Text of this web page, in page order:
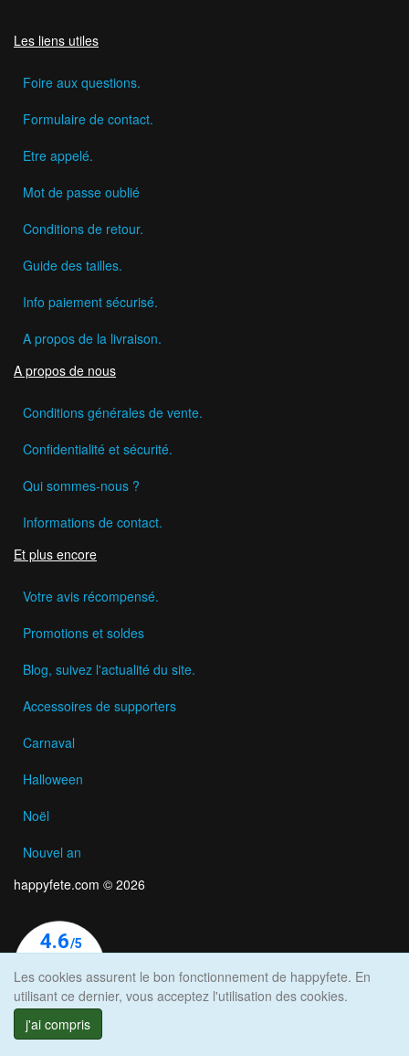
Les liens utiles
Foire aux questions.
Formulaire de contact.
Etre appelé.
Mot de passe oublié
Conditions de retour.
Guide des tailles.
Info paiement sécurisé.
A propos de la livraison.
A propos de nous
Conditions générales de vente.
Confidentialité et sécurité.
Qui sommes-nous ?
Informations de contact.
Et plus encore
Votre avis récompensé.
Promotions et soldes
Blog, suivez l'actualité du site.
Accessoires de supporters
Carnaval
Halloween
Noël
Nouvel an
happyfete.com © 2026
Les cookies assurent le bon fonctionnement de happyfete. En
utilisant ce dernier, vous acceptez l'utilisation des cookies.
j'ai compris